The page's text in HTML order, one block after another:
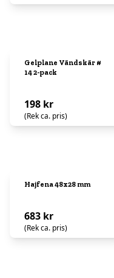
Gelplane Vändskär #
14 2-pack
198 kr
(Rek ca. pris)
Hajfena 48x28 mm
683 kr
(Rek ca. pris)